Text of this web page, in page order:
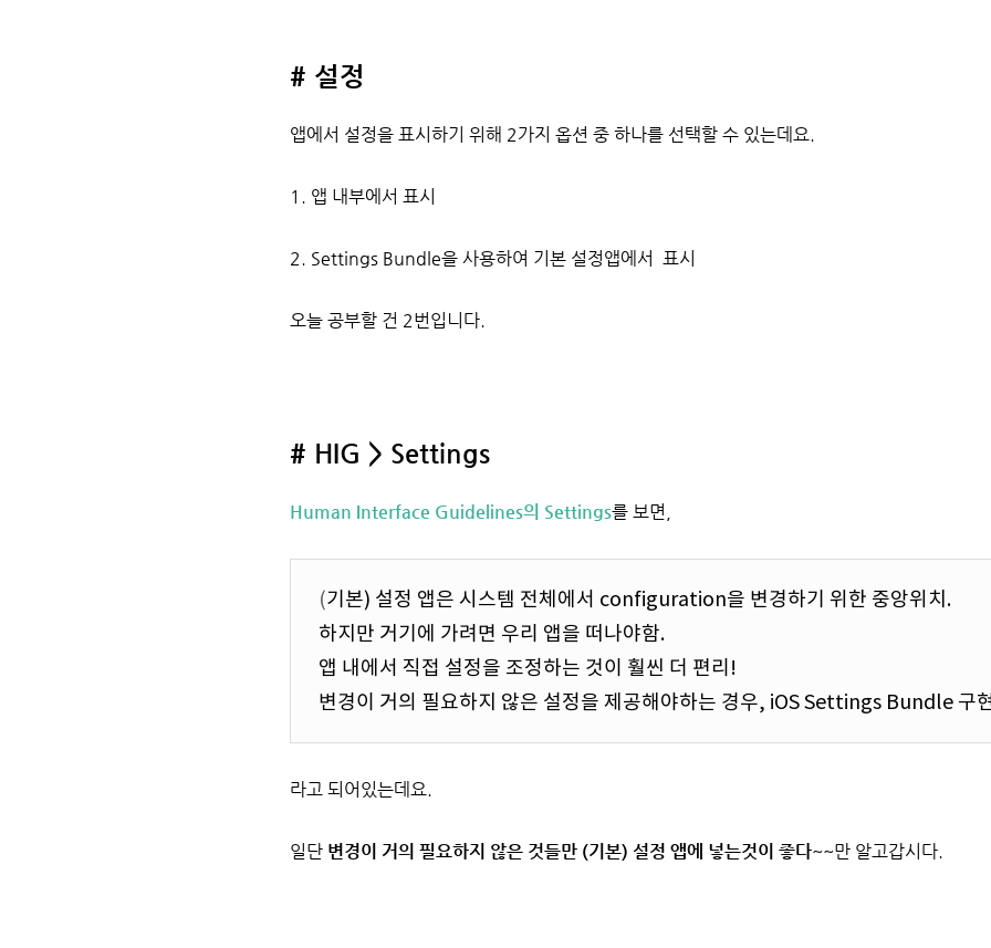
# 설정
앱에서 설정을 표시하기 위해 2가지 옵션 중 하나를 선택할 수 있는데요.
1. 앱 내부에서 표시
2. Settings Bundle을 사용하여 기본 설정앱에서 표시
오늘 공부할 건 2번입니다.
# HIG > Settings
Human Interface Guidelines의 Settings를 보면,
(기본) 설정 앱은 시스템 전체에서 configuration을 변경하기 위한 중앙위치.
하지만 거기에 가려면 우리 앱을 떠나야함.
앱 내에서 직접 설정을 조정하는 것이 훨씬 더 편리!
변경이 거의 필요하지 않은 설정을 제공해야하는 경우, iOS Settings Bundle 구
라고 되어있는데요.
일단 변경이 거의 필요하지 않은 것들만 (기본) 설정 앱에 넣는것이 좋다~~만 알고갑시다.